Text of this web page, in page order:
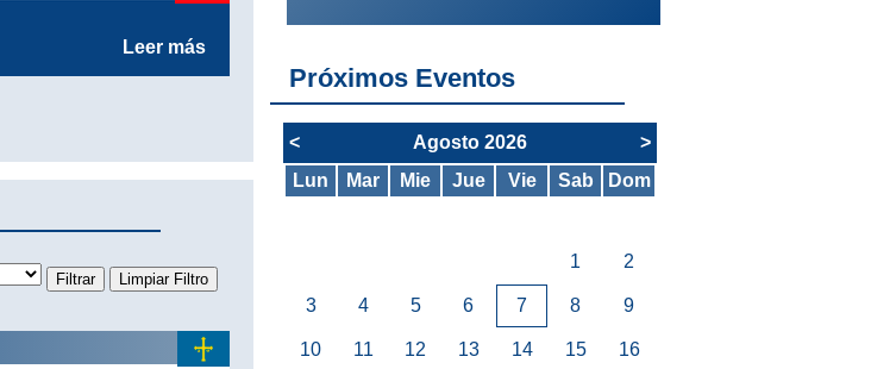
Leer más
CONVOCATORIA CONCURSO OPOSICIÓN.
Próximos Eventos
< Agosto 2026
>
Lun
Mar Mie Jue Vie Sab Dom
1 2
3 4 5 6 7 8 9
10 11 12 13 14 15 16